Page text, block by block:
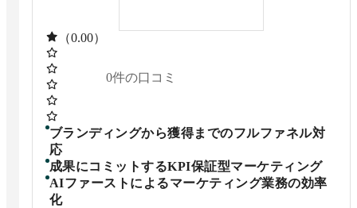
（0.00）
0件の口コミ
ブランディングから獲得までのフルファネル対
応
成果にコミットするKPI保証型マーケティング
AIファーストによるマーケティング業務の効率
化